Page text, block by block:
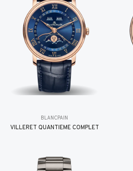
BLANCPAIN
VILLERET QUANTIÈME COMPLET